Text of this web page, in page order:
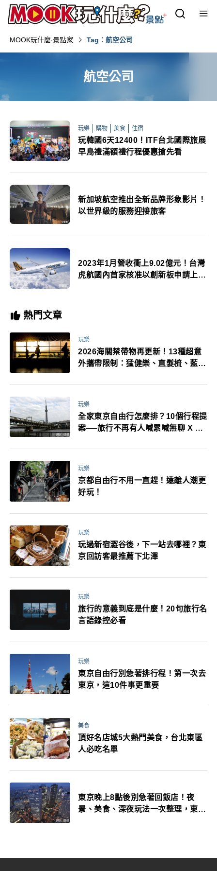
MOOK玩什麼‧景點家 Tag：航空公司
航空公司
玩樂 購物 美食 住宿
玩韓國6天12400！ITF台北國際旅展
早鳥禮滿額禮行程優惠搶先看
新加坡航空推出全新品牌形象影片！
以世界級的服務迎接旅客
2023年1月營收衝上9.02億元！台灣
虎航國內首家核准以創新板申請上市
熱門文章
玩樂
2026海關禁帶物再更新！13種超意
外攜帶限制：猛健樂、直髮梳、藍牙
萬！注意事項一次看！
玩樂
全家東京自由行怎麼排？10個行程提
案──旅行不再有人喊累喊無聊 X 爸
玩樂
京都自由行不用一直趕！遠離人潮更
好玩！
玩樂
玩過新宿澀谷後，下一站去哪裡？東
京回訪客最推薦下北澤
玩樂
旅行的意義到底是什麼！20句旅行名
言語錄控必看
玩樂
東京自由行別急著排行程！第一次去
東京，這10件事更重要
美食
頂好名店城5大熱門美食，台北東區
人必吃名單
東京晚上8點後別急著回飯店！夜
景、美食、深夜玩法一次整理，東京